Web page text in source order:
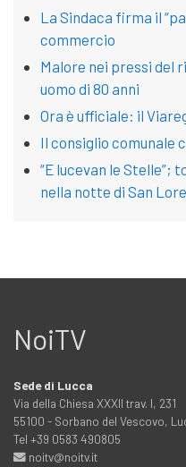
La Sindaca firma il
commercio
Malore nei pressi del
uomo di 80 anni
Ora è ufficiale: il
Il consiglio comunale
“E lucevan le Stelle”;
nella notte di San
NoiTV
Sede di Lucca
Via della Chiesa XXXII trav. I, 231
55100 - Sorbano del Vescovo,
Tel +39 0583 490805
noitv@noitv.it